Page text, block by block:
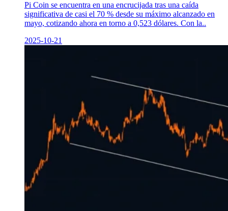
Pi Coin se encuentra en una encrucijada tras una caída
significativa de casi el 70 % desde su máximo alcanzado en
mayo, cotizando ahora en torno a 0,523 dólares. Con la..
2025-10-21